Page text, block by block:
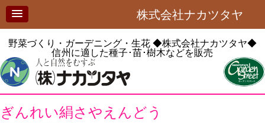
株式会社ナカツタヤ
野菜づくり・ガーデニング・生花◆株式会社ナカツタヤ◆
信州に適した種子･苗･樹木などを販売
ぎんれい絹さやえんどう